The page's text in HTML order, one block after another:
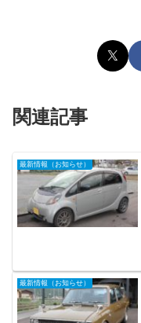
関連記事
最新情報（お知らせ）
最新情報（お知らせ）